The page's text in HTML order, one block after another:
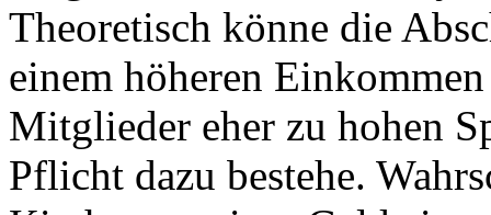
Theoretisch könne die
einem höheren
Mitglieder eher zu hohen
Pflicht dazu bestehe.